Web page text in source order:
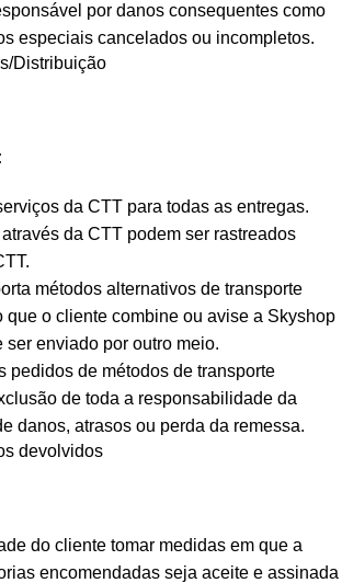
por danos consequentes como
especiais cancelados ou incompletos.
Distribuição
da CTT para todas as entregas.
da CTT podem ser rastreados
métodos alternativos de transporte
que o cliente combine ou avise a Skyshop
enviado por outro meio.
pedidos de métodos de transporte
de toda a responsabilidade da
danos, atrasos ou perda da remessa.
devolvidos
do cliente tomar medidas em que a
encomendadas seja aceite e assinada